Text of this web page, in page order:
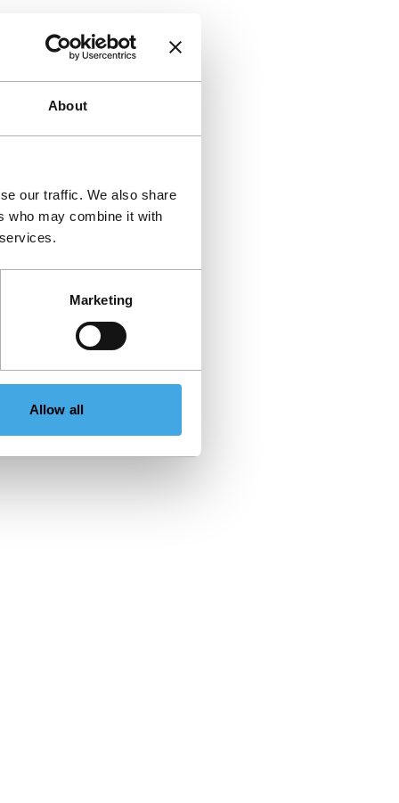
About
our traffic. We also share
who may combine it with
Marketing
Allow all